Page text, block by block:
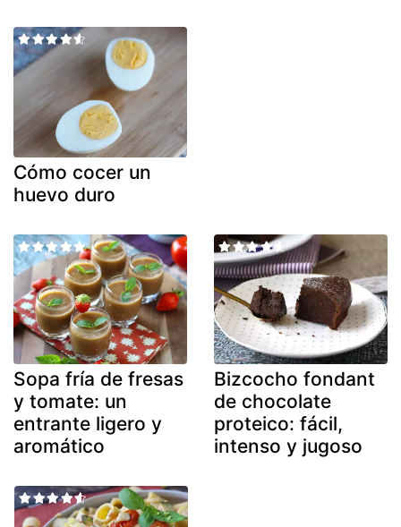
Cómo cocer un
huevo duro
Sopa fría de fresas
y tomate: un
entrante ligero y
aromático
Bizcocho fondant
de chocolate
proteico: fácil,
intenso y jugoso